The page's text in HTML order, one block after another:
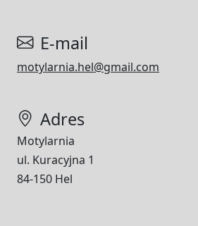
E-mail
motylarnia.hel@gmail.com
Adres
Motylarnia
ul. Kuracyjna 1
84-150 Hel